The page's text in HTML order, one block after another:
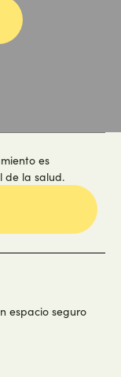
es
de la salud.
espacio seguro